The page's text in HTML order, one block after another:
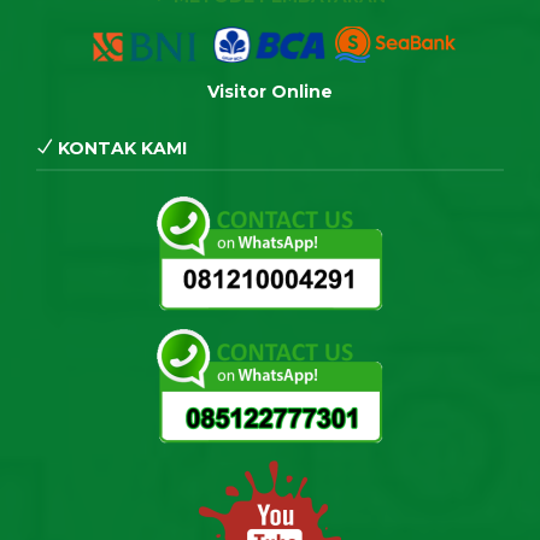
Visitor Online
KONTAK KAMI